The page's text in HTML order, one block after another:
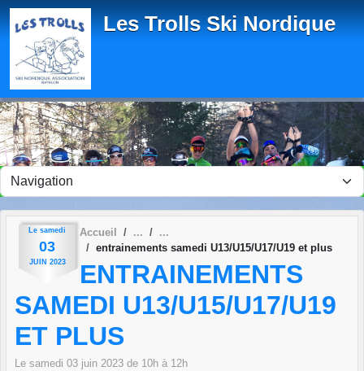
Les Trolls Ski Nordique
Le samedi
03
JUIN 2023
Accueil
entrainements samedi U13/U15/U17/U19 et plus
ENTRAINEMENTS
SAMEDI U13/U15/U17/U19
ET PLUS
Le samedi 03 juin 2023 de 10h à 12h
Panneau de gestion des cookies